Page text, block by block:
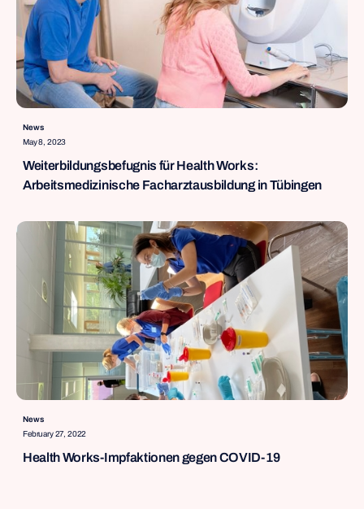
News
May 8, 2023
Weiterbildungsbefugnis für Health Works:
Arbeitsmedizinische Facharztausbildung in Tübingen
News
February 27, 2022
Health Works-Impfaktionen gegen COVID-19